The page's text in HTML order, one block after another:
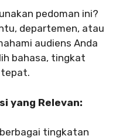
pedoman ini?
departemen, atau
audiens Anda
bahasa, tingkat
yang Relevan:
tingkatan